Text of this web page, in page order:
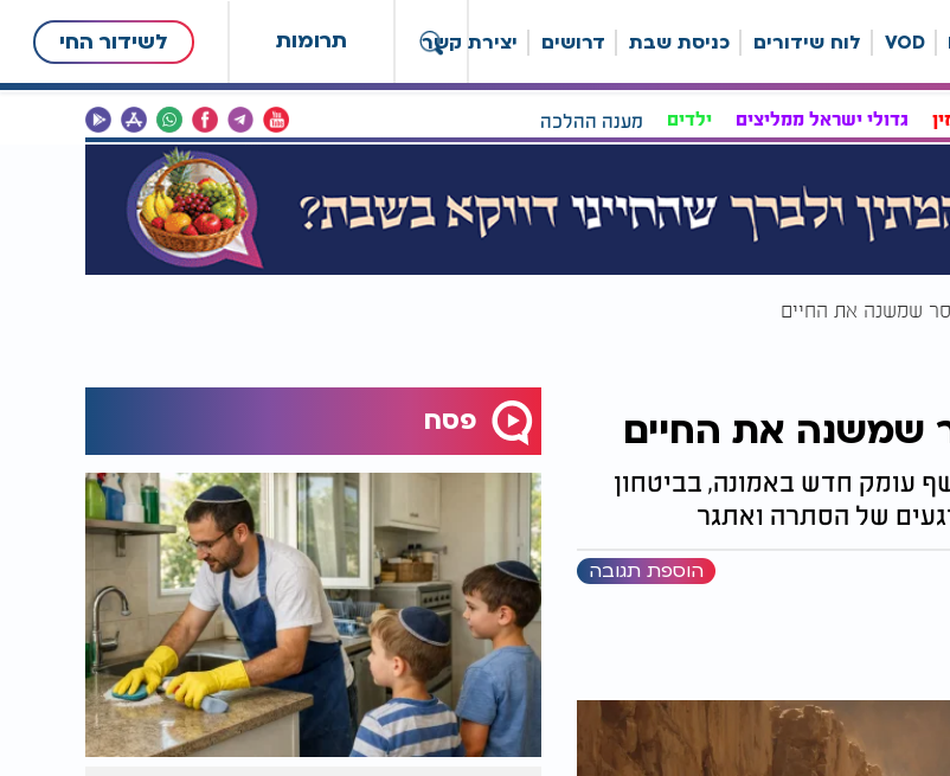
תרומות לשידור החי VOD לוח שידורים כניסת שבת דרושים יצירת קשר
גדולי ישראל ממליצים ילדים מענה ההלכה
שמשנה את החיים
שמשנה את החיים
עומק חדש באמונה, בביטחון
של הסתרה ואתגר
הוספת תגובה
פסח